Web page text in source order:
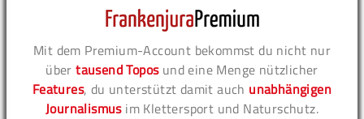
Mit dem Premium-Account bekommst du nicht nur
übertausend Toposund eine Menge nützlicher
Features, du unterstützt damit auch unabhängigen
Journalismusim Klettersport und Naturschutz.